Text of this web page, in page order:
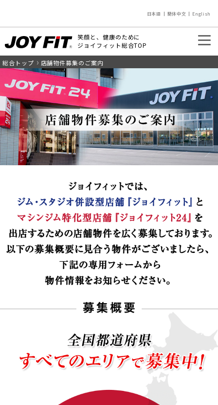
日本語 簡体中文 English
笑顔と、健康のために
ジョイフィット総合TOP
入会のご案内 店舗を探す
JOYFIT
JOYFIT24
JOYFIT YOGA
JOYFIT+
法人会員制度
総合トップ 店舗物件募集のご案内